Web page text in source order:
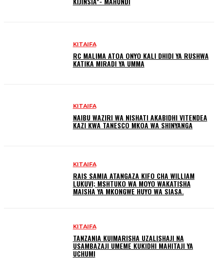
KITAIFA
RC MALIMA ATOA ONYO KALI DHIDI YA RUSHWA
KATIKA MIRADI YA UMMA
KITAIFA
NAIBU WAZIRI WA NISHATI AKABIDHI VITENDEA
KAZI KWA TANESCO MKOA WA SHINYANGA
KITAIFA
RAIS SAMIA ATANGAZA KIFO CHA WILLIAM
LUKUVI; MSHTUKO WA MOYO WAKATISHA
MAISHA YA MKONGWE HUYO WA SIASA.
KITAIFA
TANZANIA KUIMARISHA UZALISHAJI NA
USAMBAZAJI UMEME KUKIDHI MAHITAJI YA
UCHUMI